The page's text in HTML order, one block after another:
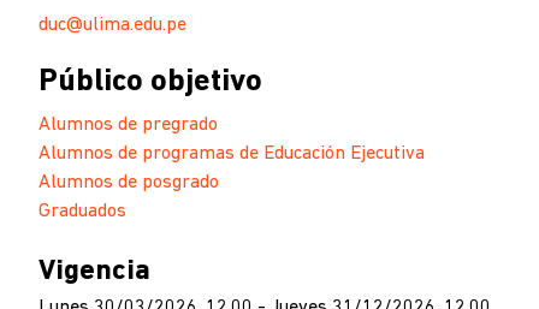
duc@ulima.edu.pe
Público objetivo
Alumnos de pregrado
Alumnos de programas de Educación Ejecutiva
Alumnos de posgrado
Graduados
Vigencia